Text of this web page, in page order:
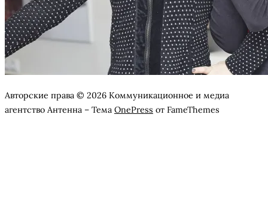
Авторские права © 2026 Коммуникационное и медиа
агентство Антенна – Тема OnePress от FameThemes